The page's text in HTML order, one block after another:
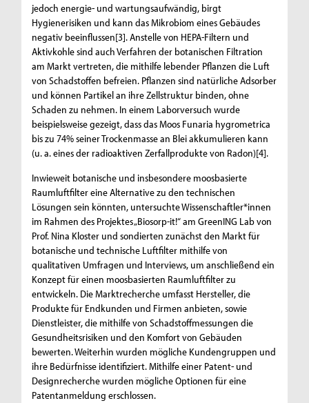
jedoch energie- und wartungsaufwändig, birgt
Hygienerisiken und kann das Mikrobiom eines Gebäudes
negativ beeinflussen[3]. Anstelle von HEPA-Filtern und
Aktivkohle sind auch Verfahren der botanischen Filtration
am Markt vertreten, die mithilfe lebender Pflanzen die Luft
von Schadstoffen befreien. Pflanzen sind natürliche Adsorber
und können Partikel an ihre Zellstruktur binden, ohne
Schaden zu nehmen. In einem Laborversuch wurde
beispielsweise gezeigt, dass das Moos Funaria hygrometrica
bis zu 74% seiner Trockenmasse an Blei akkumulieren kann
(u. a. eines der radioaktiven Zerfallprodukte von Radon)[4].
Inwieweit botanische und insbesondere moosbasierte
Raumluftfilter eine Alternative zu den technischen
Lösungen sein könnten, untersuchte Wissenschaftler*innen
im Rahmen des Projektes „Biosorp-it!“ am GreenING Lab von
Prof. Nina Kloster und sondierten zunächst den Markt für
botanische und technische Luftfilter mithilfe von
qualitativen Umfragen und Interviews, um anschließend ein
Konzept für einen moosbasierten Raumluftfilter zu
entwickeln. Die Marktrecherche umfasst Hersteller, die
Produkte für Endkunden und Firmen anbieten, sowie
Dienstleister, die mithilfe von Schadstoffmessungen die
Gesundheitsrisiken und den Komfort von Gebäuden
bewerten. Weiterhin wurden mögliche Kundengruppen und
ihre Bedürfnisse identifiziert. Mithilfe einer Patent- und
Designrecherche wurden mögliche Optionen für eine
Patentanmeldung erschlossen.